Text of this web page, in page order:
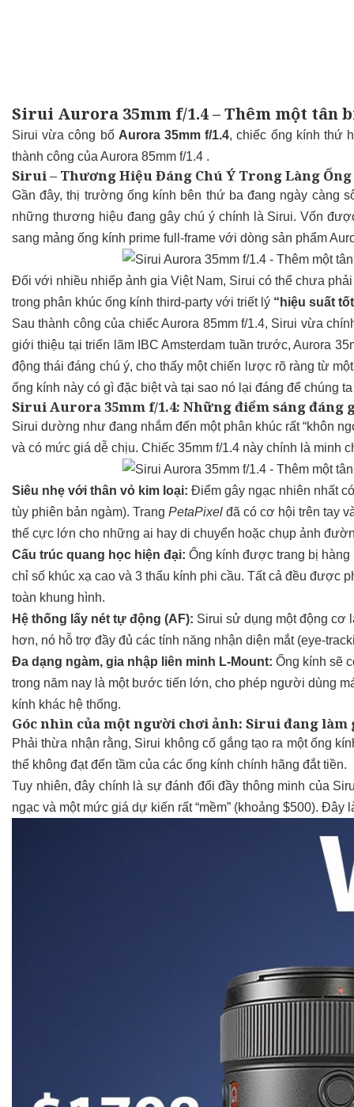
Sirui Aurora 35mm f/1.4 – Thêm một tân
Sirui vừa công bố Aurora 35mm f/1.4, chiếc ống kính thứ
thành công của Aurora 85mm f/1.4 .
Sirui – Thương Hiệu Đáng Chú Ý Trong Làng
Gần đây, thị trường ống kính bên thứ ba đang ngày càng
những thương hiệu đang gây chú ý chính là Sirui. Vốn
sang mảng ống kính prime full-frame với dòng sản phẩm
Đối với nhiều nhiếp ảnh gia Việt Nam, Sirui có thể chưa
trong phân khúc ống kính third-party với triết lý “hiệu suất
Sau thành công của chiếc Aurora 85mm f/1.4, Sirui vừa
giới thiệu tại triển lãm IBC Amsterdam tuần trước, Aurora
động thái đáng chú ý, cho thấy một chiến lược rõ ràng từ
ống kính này có gì đặc biệt và tại sao nó lại đáng để chúng
Sirui Aurora 35mm f/1.4: Những điểm sáng đáng
Sirui dường như đang nhắm đến một phân khúc rất “khôn
và có mức giá dễ chịu. Chiếc 35mm f/1.4 này chính là minh
Siêu nhẹ với thân vỏ kim loại: Điểm gây ngạc nhiên nhất
tùy phiên bản ngàm). Trang PetaPixel đã có cơ hội trên tay
thế cực lớn cho những ai hay di chuyển hoặc chụp ảnh
Cấu trúc quang học hiện đại: Ống kính được trang bị hàng
chỉ số khúc xạ cao và 3 thấu kính phi cầu. Tất cả đều được
toàn khung hình.
Hệ thống lấy nét tự động (AF): Sirui sử dụng một động cơ
hơn, nó hỗ trợ đầy đủ các tính năng nhận diện mắt (eye-
Đa dạng ngàm, gia nhập liên minh L-Mount: Ống kính sẽ
trong năm nay là một bước tiến lớn, cho phép người dùng
kính khác hệ thống.
Góc nhìn của một người chơi ảnh: Sirui đang làm
Phải thừa nhận rằng, Sirui không cố gắng tạo ra một ống
thể không đạt đến tầm của các ống kính chính hãng đắt tiền.
Tuy nhiên, đây chính là sự đánh đổi đầy thông minh của
ngạc và một mức giá dự kiến rất “mềm” (khoảng $500).